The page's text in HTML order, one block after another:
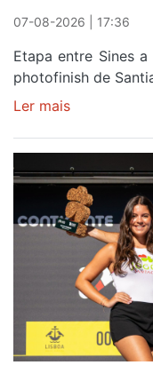
07-08-2026 | 17:36
Etapa entre Sines
photofinish de
Ler mais
Oliveira
é
sexto
e
continua
Camisola
Amarela
ao
da